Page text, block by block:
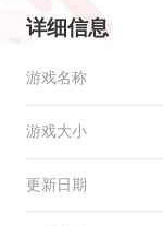
详细信息
游戏名称
游戏大小
更新日期